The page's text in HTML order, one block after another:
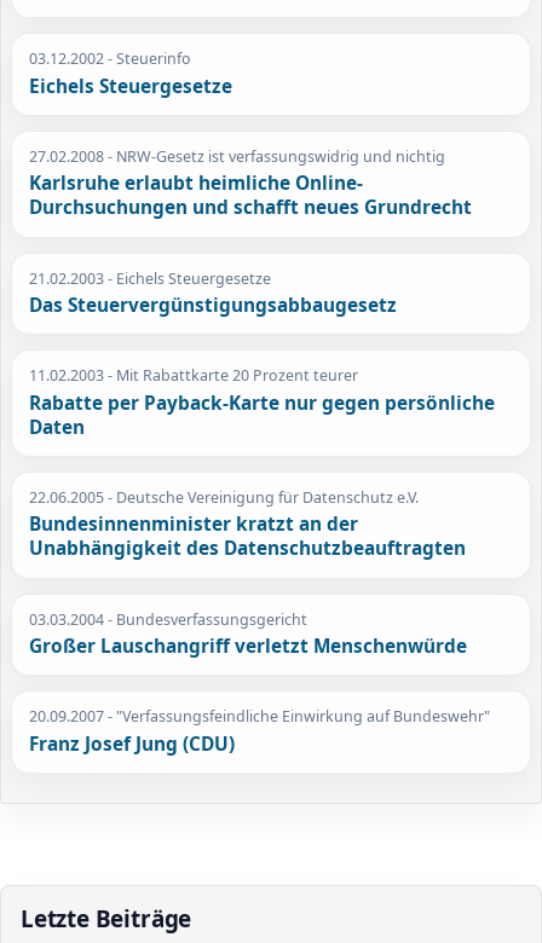
03.12.2002- Steuerinfo
Eichels Steuergesetze
27.02.2008- NRW-Gesetz ist verfassungswidrig und nichtig
Karlsruhe erlaubt heimliche Online-
Durchsuchungen und schafft neues Grundrecht
21.02.2003- Eichels Steuergesetze
Das Steuervergünstigungsabbaugesetz
11.02.2003- Mit Rabattkarte 20 Prozent teurer
Rabatte per Payback-Karte nur gegen persönliche
Daten
22.06.2005- Deutsche Vereinigung für Datenschutz e.V.
Bundesinnenminister kratzt an der
Unabhängigkeit des Datenschutzbeauftragten
03.03.2004- Bundesverfassungsgericht
Großer Lauschangriff verletzt Menschenwürde
20.09.2007- "Verfassungsfeindliche Einwirkung auf Bundeswehr"
Franz Josef Jung (CDU)
Letzte Beiträge